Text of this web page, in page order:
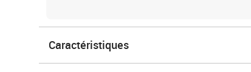
Caractéristiques